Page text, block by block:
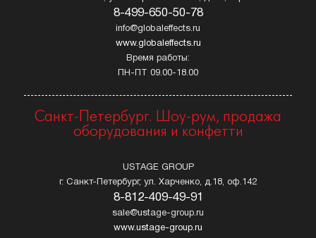
8-499-650-50-78
info@globaleffects.ru
www.globaleffects.ru
Время работы:
ПН-ПТ 09.00-18.00
Санкт-Петербург. Шоу-рум, продажа
оборудования и конфетти
USTAGE GROUP
г. Санкт-Петербург, ул. Харченко, д.18, оф.142
8-812-409-49-91
sale@ustage-group.ru
www.ustage-group.ru